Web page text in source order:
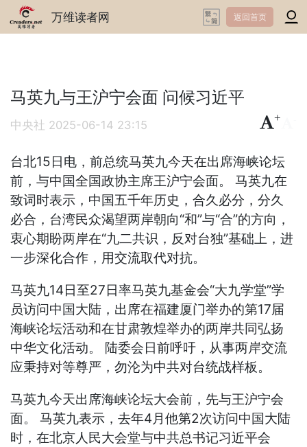
万维读者网 返回首页
马英九与王沪宁会面 问候习近平
中央社 2025-06-14 23:15
+
台北15日电，前总统马英九今天在出席海峡论坛
前，与中国全国政协主席王沪宁会面。 马英九在
致词时表示，中国五千年历史，合久必分，分久
必合，台湾民众渴望两岸朝向“和”与“合”的方向，
衷心期盼两岸在“九二共识，反对台独”基础上，进
一步深化合作，用交流取代对抗。
马英九14日至27日率马英九基金会“大九学堂”学
员访问中国大陆，出席在福建厦门举办的第17届
海峡论坛活动和在甘肃敦煌举办的两岸共同弘扬
中华文化活动。 陆委会日前呼吁，从事两岸交流
应秉持对等尊严，勿沦为中共对台统战样板。
马英九今天出席海峡论坛大会前，先与王沪宁会
面。 马英九表示，去年4月他第2次访问中国大陆
时，在北京人民大会堂与中共总书记习近平会